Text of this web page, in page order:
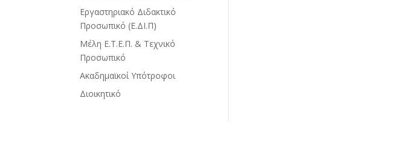
Εργαστηριακό Διδακτικό
Προσωπικό (Ε.ΔΙ.Π)
Μέλη Ε.Τ.Ε.Π. & Τεχνικό
Προσωπικό
Ακαδημαϊκοί Υπότροφοι
Διοικητικό